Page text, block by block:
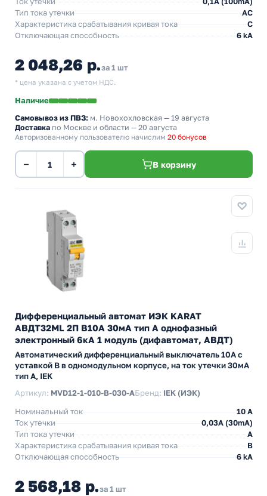
Тип тока утечки
AC
Характеристика срабатывания кривая тока
C
Отключающая способность
6 kA
2 048,26 р.за 1 шт
* цена указана с учетом НДС.
Наличие
Самовывоз из ПВЗ: м. Новохохловская — 19 августа
Доставка по Москве и области — 20 августа
Авторизованному пользователю начислим 20 бонусов
− + В корзину
Дифференциальный автомат ИЭК KARAT
АВДТ32МL 2П В10А 30мА тип А однофазный
электронный 6кА 1 модуль (дифавтомат, АВДТ)
Автоматический дифференциальный выключатель 10А с
уставкой B в одномодульном корпусе, на ток утечки 30мА
тип А, IEK
Артикул: MVD12-1-010-B-030-AБренд: IEK (ИЭК)
Номинальный ток
10 А
Ток утечки
0,03A (30mA)
Тип тока утечки
A
Характеристика срабатывания кривая тока
B
Отключающая способность
6 kA
2 568,18 р.за 1 шт